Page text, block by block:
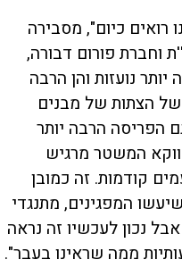
רואים כיום", מסבירה
וחברת פורום דבורה,
נועזות והן הרבה
של הצתות של מבנים
הפריסה הרבה יותר
המשטר מרגיש
קודמות. זה כמובן
המפגינים, מתנגדי
נכון לעכשיו זה נראה
ממה שראינו בעבר".